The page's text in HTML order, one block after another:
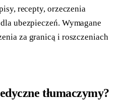
recepty, orzeczenia
ubezpieczeń. Wymagane
za granicą i roszczeniach
tłumaczymy?